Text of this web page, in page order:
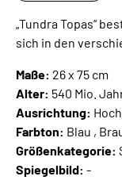
„Tundra Topas“
sich in den
Maße: 26 x 75 cm
Alter: 540 Mio.
Ausrichtung:
Farbton: Blau ,
Größenkategorie:
Spiegelbild: -